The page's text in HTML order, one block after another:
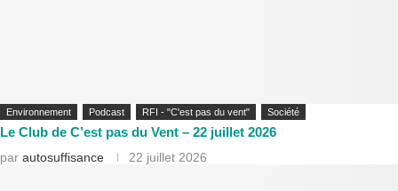
Environnement Podcast RFI - "C'est pas du vent" Société
Le Club de C’est pas du Vent – 22 juillet 2026
par autosuffisance 22 juillet 2026